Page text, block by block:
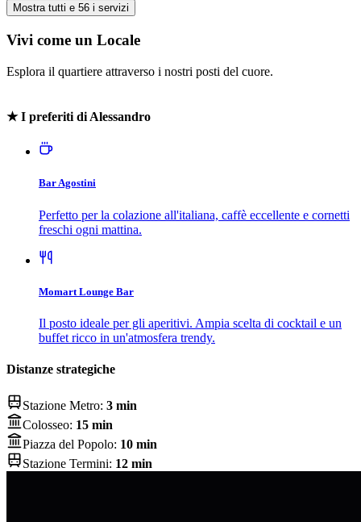
Mostra tutti e 56 i servizi
Vivi come un Locale
Esplora il quartiere attraverso i nostri posti del cuore.
★I preferiti di Alessandro
Bar Agostini
Perfetto per la colazione all'italiana, caffè eccellente e cornetti
freschi ogni mattina.
Momart Lounge Bar
Il posto ideale per gli aperitivi. Ampia scelta di cocktail e un
buffet ricco in un'atmosfera trendy.
Distanze strategiche
Stazione Metro: 3 min
Colosseo: 15 min
Piazza del Popolo: 10 min
Stazione Termini: 12 min